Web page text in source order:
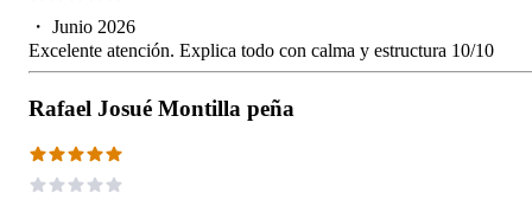
・ Junio 2026
Excelente atención. Explica todo con calma y estructura 10/10
Rafael Josué Montilla peña